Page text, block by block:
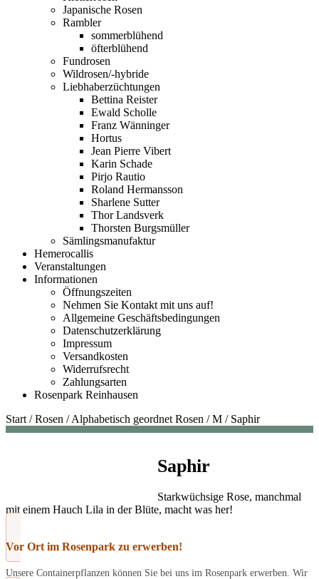
Japanische Rosen
Rambler
sommerblühend
öfterblühend
Fundrosen
Wildrosen/-hybride
Liebhaberzüchtungen
Bettina Reister
Ewald Scholle
Franz Wänninger
Hortus
Jean Pierre Vibert
Karin Schade
Pirjo Rautio
Roland Hermansson
Sharlene Sutter
Thor Landsverk
Thorsten Burgsmüller
Sämlingsmanufaktur
Hemerocallis
Veranstaltungen
Informationen
Öffnungszeiten
Nehmen Sie Kontakt mit uns auf!
Allgemeine Geschäftsbedingungen
Datenschutzerklärung
Impressum
Versandkosten
Widerrufsrecht
Zahlungsarten
Rosenpark Reinhausen
Start /Rosen /Alphabetisch geordnet Rosen /M / Saphir
Saphir
Starkwüchsige Rose, manchmal
mit einem Hauch Lila in der Blüte, macht was her!
Vor Ort im Rosenpark zu erwerben!
Unsere Containerpflanzen können Sie bei uns im Rosenpark erwerben. Wir